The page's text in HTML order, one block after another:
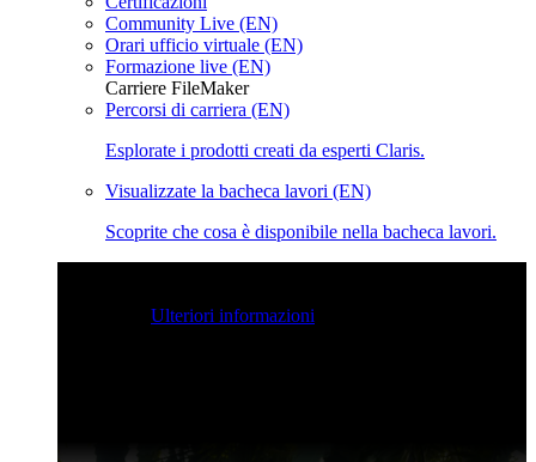
Community Live (EN)
Orari ufficio virtuale (EN)
Formazione live (EN)
Carriere FileMaker
Percorsi di carriera (EN)
Esplorate i prodotti creati da esperti Claris.
Visualizzate la bacheca lavori (EN)
Scoprite che cosa è disponibile nella bacheca lavori.
Ulteriori informazioni